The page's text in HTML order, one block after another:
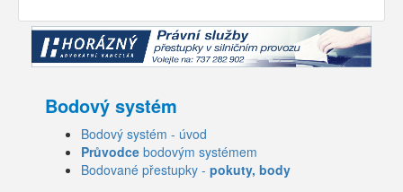
Bodový systém
Bodový systém - úvod
Průvodce bodovým systémem
Bodované přestupky - pokuty, body